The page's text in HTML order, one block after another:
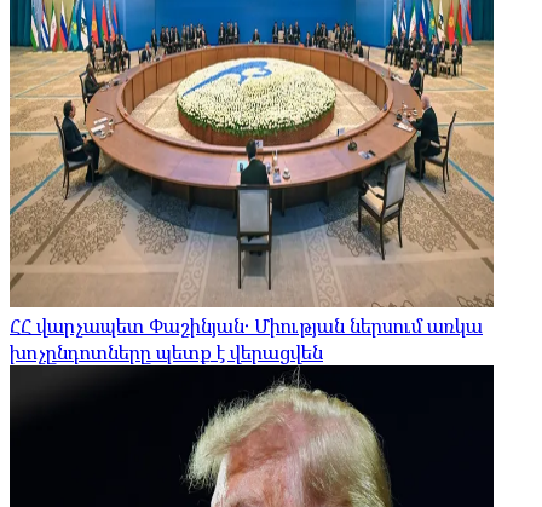
ՀՀ վարչապետ Փաշինյան․ Միության ներսում առկա
խոչընդոտները պետք է վերացվեն